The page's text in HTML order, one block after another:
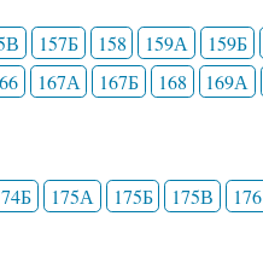
157Б 158 159А 159Б
167А 167Б 168 169А
175А 175Б 175В 176